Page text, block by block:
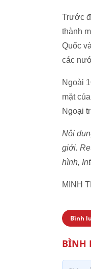
Trước
thành
Quốc
các
Ngoài
mặt
Ngoại
Nội
giới.
hình,
MINH
Bình